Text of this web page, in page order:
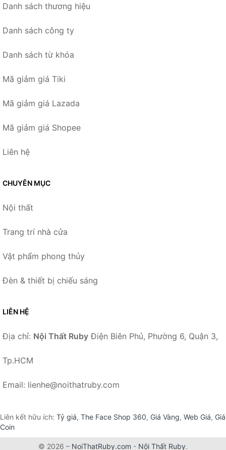
Danh sách thương hiệu
Danh sách công ty
Danh sách từ khóa
Mã giảm giá Tiki
Mã giảm giá Lazada
Mã giảm giá Shopee
Liên hệ
CHUYÊN MỤC
Nội thất
Trang trí nhà cửa
Vật phẩm phong thủy
Đèn & thiết bị chiếu sáng
LIÊN HỆ
Địa chỉ: Nội Thất Ruby Điện Biên Phủ, Phường 6, Quận 3,
Tp.HCM
Email: lienhe@noithatruby.com
Liên kết hữu ích: Tỷ giá, The Face Shop 360, Giá Vàng, Web Giá, Giá
Coin
© 2026 – NoiThatRuby.com - Nội Thất Ruby.